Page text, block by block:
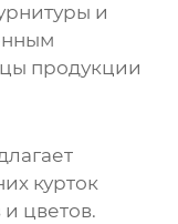
и
продукции
курток
цветов.